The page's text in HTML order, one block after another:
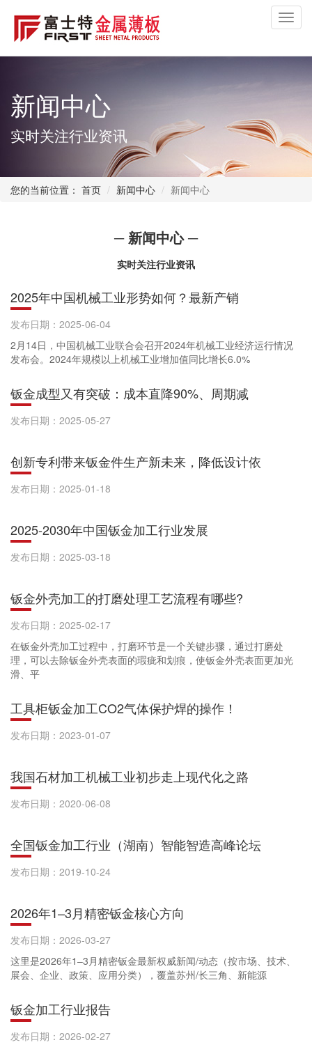
新闻中心
实时关注行业资讯
您的当前位置： 首页 新闻中心 新闻中心
─ 新闻中心 ─
实时关注行业资讯
2025年中国机械工业形势如何？最新产销
发布日期：2025-06-04
2月14日，中国机械工业联合会召开2024年机械工业经济运行情况
发布会。2024年规模以上机械工业增加值同比增长6.0%
钣金成型又有突破：成本直降90%、周期减
发布日期：2025-05-27
创新专利带来钣金件生产新未来，降低设计依
发布日期：2025-01-18
2025-2030年中国钣金加工行业发展
发布日期：2025-03-18
钣金外壳加工的打磨处理工艺流程有哪些?
发布日期：2025-02-17
在钣金外壳加工过程中，打磨环节是一个关键步骤，通过打磨处
理，可以去除钣金外壳表面的瑕疵和划痕，使钣金外壳表面更加光
滑、平
工具柜钣金加工CO2气体保护焊的操作！
发布日期：2023-01-07
我国石材加工机械工业初步走上现代化之路
发布日期：2020-06-08
全国钣金加工行业（湖南）智能智造高峰论坛
发布日期：2019-10-24
2026年1–3月精密钣金核心方向
发布日期：2026-03-27
这里是2026年1–3月精密钣金最新权威新闻/动态（按市场、技术、
展会、企业、政策、应用分类），覆盖苏州/长三角、新能源
钣金加工行业报告
发布日期：2026-02-27